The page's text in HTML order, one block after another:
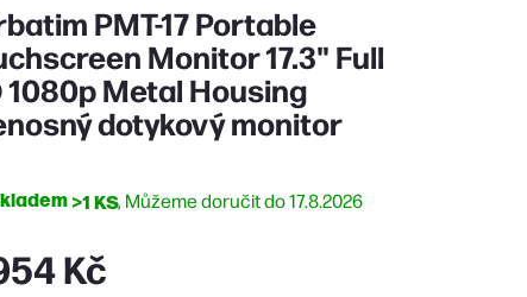
PMT-17 Portable
Monitor 17.3" Full
1080p Metal Housing
dotykový monitor
>1 KS 17.8.2026
Kč